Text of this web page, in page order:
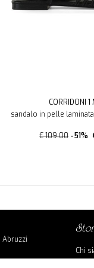
CORRIDONI 1
sandalo in pelle
€ 109.00 -51%
Chi